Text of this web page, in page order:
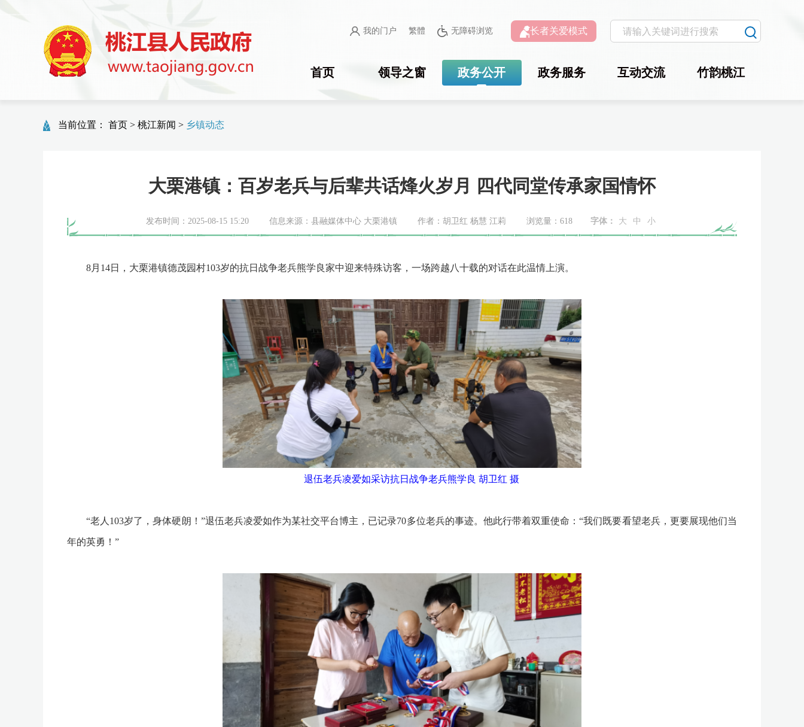
我的门户 繁體 无障碍浏览 长者关爱模式
首页 领导之窗 政务公开 政务服务 互动交流 竹韵桃江
当前位置： 首页 > 桃江新闻 > 乡镇动态
大栗港镇：百岁老兵与后辈共话烽火岁月 四代同堂传承家国情怀
发布时间：2025-08-15 15:20 信息来源：县融媒体中心 大栗港镇 作者：胡卫红 杨慧 江莉 浏览量： 618 字体： 大 中 小
8月14日，大栗港镇德茂园村103岁的抗日战争老兵熊学良家中迎来特殊访客，一场跨越八十载的对话在此温情上演。
退伍老兵凌爱如采访抗日战争老兵熊学良 胡卫红 摄
“老人103岁了，身体硬朗！”退伍老兵凌爱如作为某社交平台博主，已记录70多位老兵的事迹。他此行带着双重使命：“我们既要看望老兵，更要展现他们当
年的英勇！”